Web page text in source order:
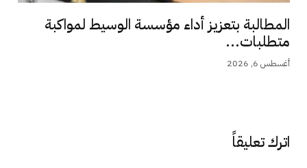
المطالبة بتعزيز أداء مؤسسة الوسيط لمواكبة
متطلبات...
أغسطس 6, 2026
اترك تعليقاً